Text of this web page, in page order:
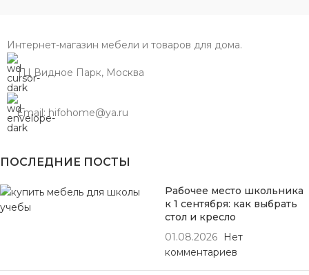
Интернет-магазин мебели и товаров для дома.
ТЦ Видное Парк, Москва
Email: hifohome@ya.ru
ПОСЛЕДНИЕ ПОСТЫ
Рабочее место школьника
к 1 сентября: как выбрать
стол и кресло
01.08.2026
Нет
комментариев